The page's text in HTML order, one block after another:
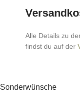
Alle Details zu
findst du auf der
Sonderwünsche